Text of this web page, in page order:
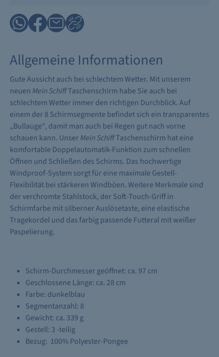
Allgemeine Informationen
Gute Aussicht auch bei schlechtem Wetter. Mit unserem
neuen Mein SchiffTaschenschirm habe Sie auch bei
schlechtem Wetter immer den richtigen Durchblick. Auf
einem der 8 Schirmsegmente befindet sich ein transparentes
„Bullauge“, damit man auch bei Regen gut nach vorne
schauen kann. UnserMein SchiffTaschenschirm hat eine
komfortable Doppelautomatik-Funktion zum schnellen
Öffnen und Schließen des Schirms. Das hochwertige
Windproof-System sorgt für eine maximale Gestell-
Flexibilität bei stärkeren Windböen. Weitere Merkmale sind
der verchromte Stahlstock, der Soft-Touch-Griff in
Schirmfarbe mit silberner Auslösetaste, eine elastische
Tragekordel und das farbig passende Futteral mit weißer
Paspelierung.
Schirm-Durchmesser geöffnet: ca. 97 cm
Geschlossene Länge: ca. 28 cm
Farbe: dunkelblau
Segmentanzahl: 8
Gewicht: ca. 339 g
Gestell: 3 -teilig
Bezug: 100% Polyester-Pongee